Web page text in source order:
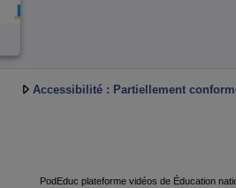
Accessibilité : Partiellement
PodEduc plateforme vidéos de Éducation